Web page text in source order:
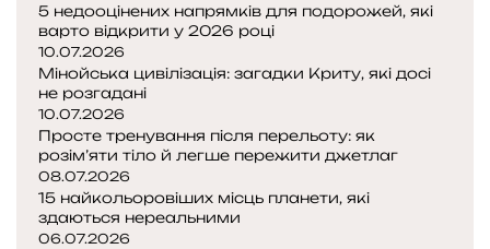
5 недооцінених напрямків для подорожей, які
варто відкрити у 2026 році
10.07.2026
Мінойська цивілізація: загадки Криту, які досі
не розгадані
10.07.2026
Просте тренування після перельоту: як
розім’яти тіло й легше пережити джетлаг
08.07.2026
15 найкольоровіших місць планети, які
здаються нереальними
06.07.2026